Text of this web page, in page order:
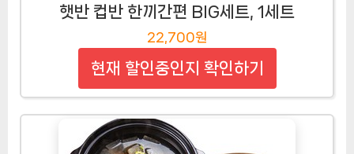
햇반 컵반 한끼간편 BIG세트, 1세트
22,700원
현재 할인중인지 확인하기